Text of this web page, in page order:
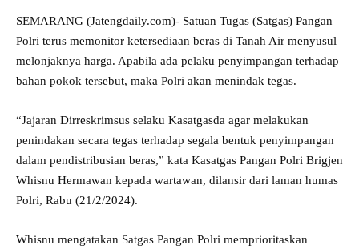
SEMARANG (Jatengdaily.com)- Satuan Tugas (Satgas) Pangan
Polri terus memonitor ketersediaan beras di Tanah Air menyusul
melonjaknya harga. Apabila ada pelaku penyimpangan terhadap
bahan pokok tersebut, maka Polri akan menindak tegas.
“Jajaran Dirreskrimsus selaku Kasatgasda agar melakukan
penindakan secara tegas terhadap segala bentuk penyimpangan
dalam pendistribusian beras,” kata Kasatgas Pangan Polri Brigjen
Whisnu Hermawan kepada wartawan, dilansir dari laman humas
Polri, Rabu (21/2/2024).
Whisnu mengatakan Satgas Pangan Polri memprioritaskan